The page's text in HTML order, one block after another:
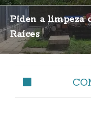
Piden a limpeza
Raíces